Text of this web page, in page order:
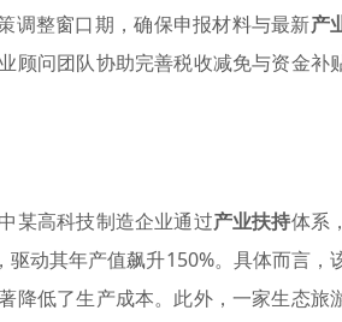
调整窗口期，确保申报材料与最新产
顾问团队协助完善税收减免与资金补
某高科技制造企业通过产业扶持体系，
动其年产值飙升150%。具体而言，
降低了生产成本。此外，一家生态旅